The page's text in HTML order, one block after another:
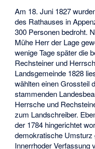
Am 18. Juni 1827
des Rathauses in
300 Personen bedroht.
Mühe Herr der Lage
wenige Tage später die
Rechsteiner und
Landsgemeinde 1828
wählten einen Grossteil
stammenden
Herrsche und
zum Landschreiber.
der 1784 hingerichtet
demokratische
Innerrhoder Verfassung